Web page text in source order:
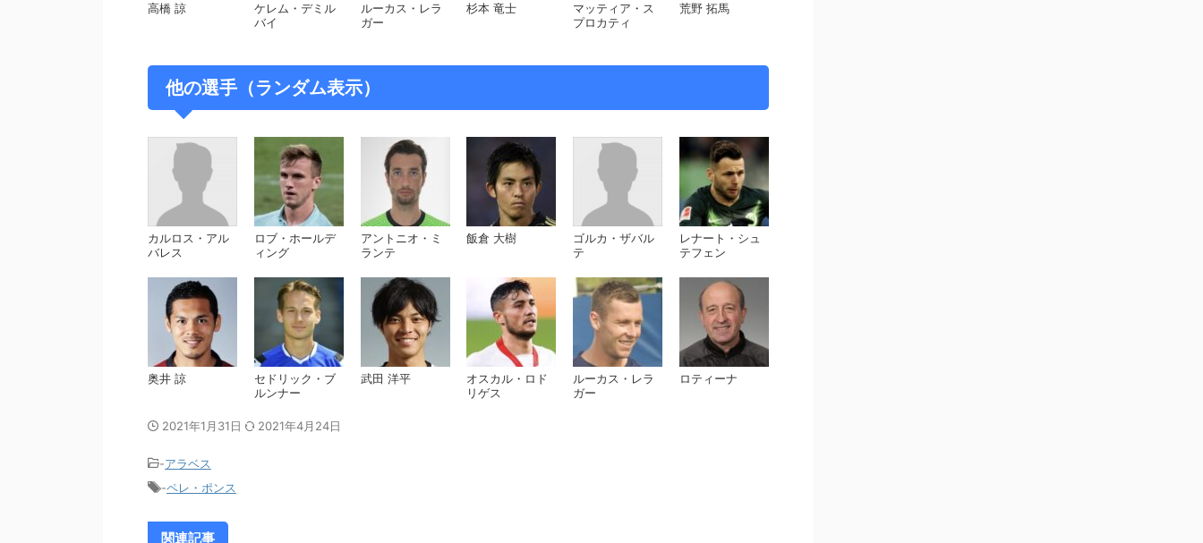
高橋 諒
ケレム・デミル
バイ
ルーカス・レラ
ガー
杉本 竜士
マッティア・ス
プロカティ
荒野 拓馬
他の選手（ランダム表示）
カルロス・アル
バレス
ロブ・ホールデ
ィング
アントニオ・ミ
ランテ
飯倉 大樹
ゴルカ・ザバル
テ
レナート・シュ
テフェン
奥井 諒
セドリック・ブ
ルンナー
武田 洋平
オスカル・ロド
リゲス
ルーカス・レラ
ガー
ロティーナ
2021年1月31日 2021年4月24日
-アラベス
-ペレ・ポンス
関連記事